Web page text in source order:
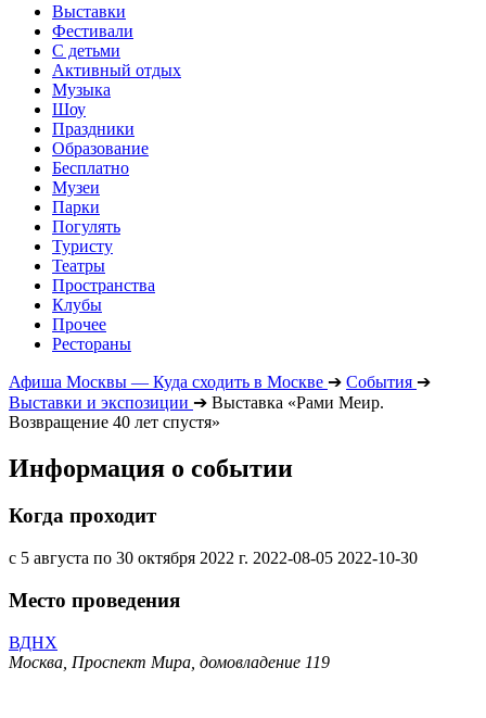
Выставки
Фестивали
С детьми
Активный отдых
Музыка
Шоу
Праздники
Образование
Бесплатно
Музеи
Парки
Погулять
Туристу
Театры
Пространства
Клубы
Прочее
Рестораны
Афиша Москвы — Куда сходить в Москве ➔ События ➔
Выставки и экспозиции ➔ Выставка «Рами Меир.
Возвращение 40 лет спустя»
Информация о событии
Когда проходит
с 5 августа по 30 октября 2022 г. 2022-08-05 2022-10-30
Место проведения
ВДНХ
Москва, Проспект Мира, домовладение 119